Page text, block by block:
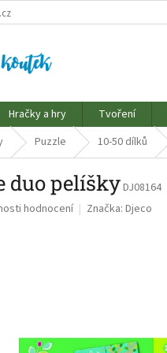
Hračky a hry Tvoření
Puzzle 10-50 dílků
duo pelíškyDJ08164
hodnocení Značka: Djeco